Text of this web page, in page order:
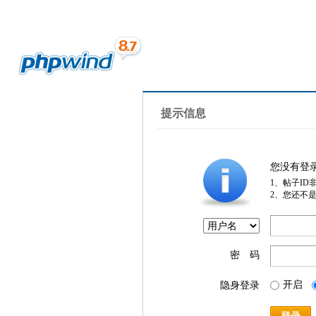
提示信息
您没有登
1、帖子ID
2、您还不
密 码
隐身登录 开启